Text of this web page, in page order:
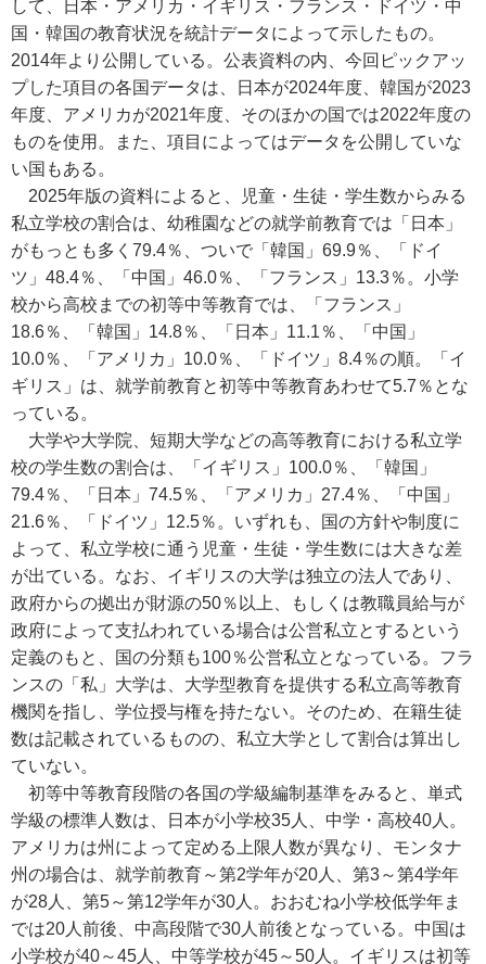
して、日本・アメリカ・イギリス・フランス・ドイツ・中
国・韓国の教育状況を統計データによって示したもの。
2014年より公開している。公表資料の内、今回ピックアッ
プした項目の各国データは、日本が2024年度、韓国が2023
年度、アメリカが2021年度、そのほかの国では2022年度の
ものを使用。また、項目によってはデータを公開していな
い国もある。
2025年版の資料によると、児童・生徒・学生数からみる
私立学校の割合は、幼稚園などの就学前教育では「日本」
がもっとも多く79.4％、ついで「韓国」69.9％、「ドイ
ツ」48.4％、「中国」46.0％、「フランス」13.3％。小学
校から高校までの初等中等教育では、「フランス」
18.6％、「韓国」14.8％、「日本」11.1％、「中国」
10.0％、「アメリカ」10.0％、「ドイツ」8.4％の順。「イ
ギリス」は、就学前教育と初等中等教育あわせて5.7％とな
っている。
大学や大学院、短期大学などの高等教育における私立学
校の学生数の割合は、「イギリス」100.0％、「韓国」
79.4％、「日本」74.5％、「アメリカ」27.4％、「中国」
21.6％、「ドイツ」12.5％。いずれも、国の方針や制度に
よって、私立学校に通う児童・生徒・学生数には大きな差
が出ている。なお、イギリスの大学は独立の法人であり、
政府からの拠出が財源の50％以上、もしくは教職員給与が
政府によって支払われている場合は公営私立とするという
定義のもと、国の分類も100％公営私立となっている。フラ
ンスの「私」大学は、大学型教育を提供する私立高等教育
機関を指し、学位授与権を持たない。そのため、在籍生徒
数は記載されているものの、私立大学として割合は算出し
ていない。
初等中等教育段階の各国の学級編制基準をみると、単式
学級の標準人数は、日本が小学校35人、中学・高校40人。
アメリカは州によって定める上限人数が異なり、モンタナ
州の場合は、就学前教育～第2学年が20人、第3～第4学年
が28人、第5～第12学年が30人。おおむね小学校低学年ま
では20人前後、中高段階で30人前後となっている。中国は
小学校が40～45人、中等学校が45～50人。イギリスは初等